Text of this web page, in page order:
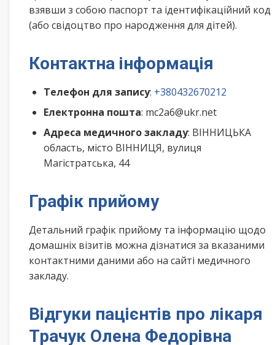
взявши з собою паспорт та ідентифікаційний код
(або свідоцтво про народження для дітей).
Контактна інформація
Телефон для запису: +380432670212
Електронна пошта: mc2a6@ukr.net
Адреса медичного закладу: ВІННИЦЬКА
область, місто ВІННИЦЯ, вулиця
Магістратська, 44
Графік прийому
Детальний графік прийому та інформацію щодо
домашніх візитів можна дізнатися за вказаними
контактними даними або на сайті медичного
закладу.
Відгуки пацієнтів про лікаря
Трачук Олена Федорівна